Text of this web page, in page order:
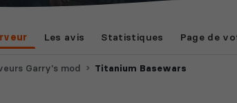
Les avis Statistiques Page de
Garry's mod Titanium Basewars